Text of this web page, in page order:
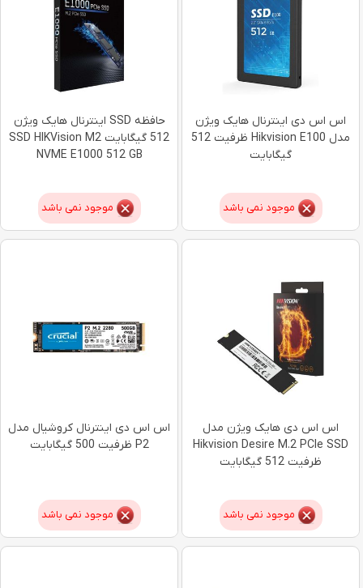
اس اس دی اینترنال هایک ویژن
مدل Hikvision E100 ظرفیت 512
گیگابایت
موجود نمی باشد
حافظه SSD اینترنال هایک ویژن
512 گیگابایت SSD HIKVision M2
NVME E1000 512 GB
موجود نمی باشد
اس اس دی هایک ویژن مدل
Hikvision Desire M.2 PCIe SSD
ظرفیت 512 گیگابایت
موجود نمی باشد
اس اس دی اینترنال کروشیال مدل
P2 ظرفیت 500 گیگابایت
موجود نمی باشد